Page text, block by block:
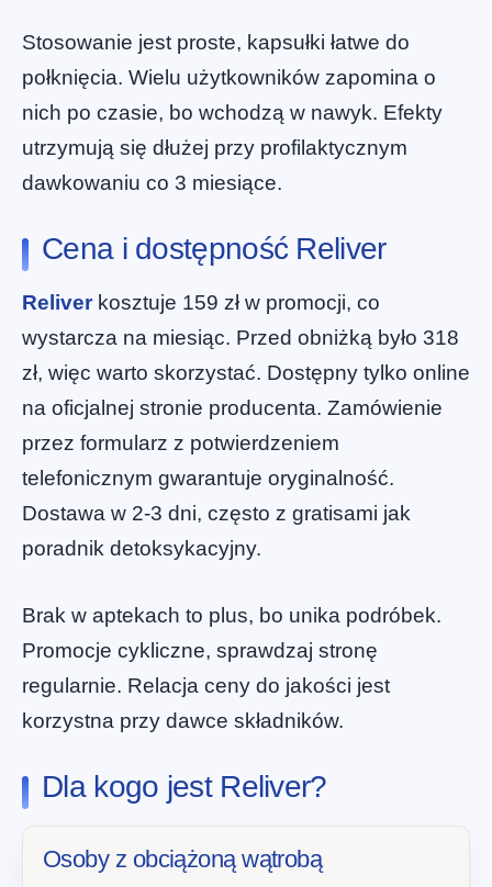
Stosowanie jest proste, kapsułki łatwe do
połknięcia. Wielu użytkowników zapomina o
nich po czasie, bo wchodzą w nawyk. Efekty
utrzymują się dłużej przy profilaktycznym
dawkowaniu co 3 miesiące.
Cena i dostępność Reliver
Reliverkosztuje 159 zł w promocji, co
wystarcza na miesiąc. Przed obniżką było 318
zł, więc warto skorzystać. Dostępny tylko online
na oficjalnej stronie producenta. Zamówienie
przez formularz z potwierdzeniem
telefonicznym gwarantuje oryginalność.
Dostawa w 2-3 dni, często z gratisami jak
poradnik detoksykacyjny.
Brak w aptekach to plus, bo unika podróbek.
Promocje cykliczne, sprawdzaj stronę
regularnie. Relacja ceny do jakości jest
korzystna przy dawce składników.
Dla kogo jest Reliver?
Osoby z obciążoną wątrobą